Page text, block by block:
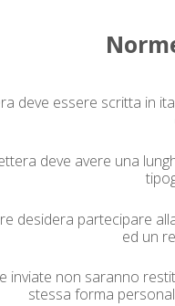
deve essere scrit­ta in
deve avere una
desidera parte­ci­pare
ed un
invi­ate non saran­no
stes­sa for­ma